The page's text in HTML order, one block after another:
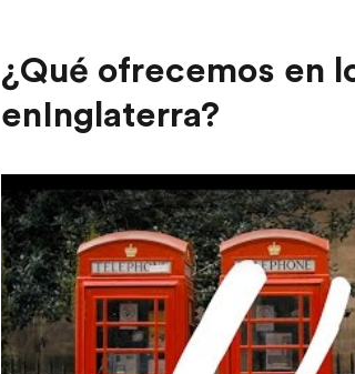
¿Qué ofrecemos en
enInglaterra?
Play